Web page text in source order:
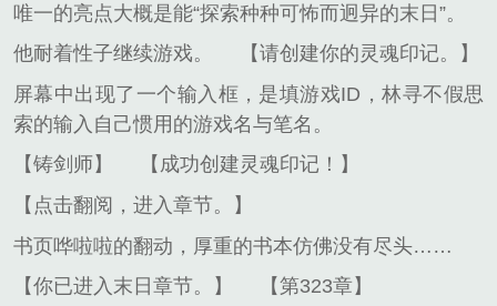
唯一的亮点大概是能“探索种种可怖而迥异的末日”。
他耐着性子继续游戏。
【请创建你的灵魂印记。】
屏幕中出现了一个输入框，是填游戏ID，林寻不假思
索的输入自己惯用的游戏名与笔名。
【铸剑师】
【成功创建灵魂印记！】
【点击翻阅，进入章节。】
书页哗啦啦的翻动，厚重的书本仿佛没有尽头……
【你已进入末日章节。】
【第323章】